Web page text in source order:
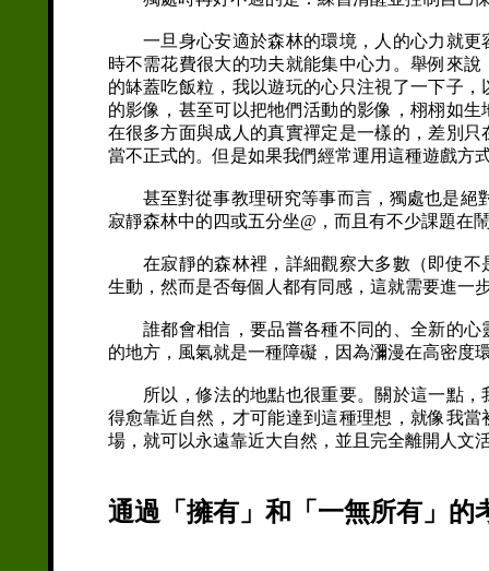
一旦身心安適於森林的環境，人的心力就更
時不需花費很大的功夫就能集中心力。舉例來
的缽蓋吃飯粒，我以遊玩的心只注視了一下子
的影像，甚至可以把牠們活動的影像，栩栩如
在很多方面與成人的真實禪定是一樣的，差別
當不正式的。但是如果我們經常運用這種遊戲方
甚至對從事教理研究等事而言，獨處也是絕
寂靜森林中的四或五分坐@，而且有不少課題在
在寂靜的森林裡，詳細觀察大多數（即使不
生動，然而是否每個人都有同感，這就需要進一
誰都會相信，要品嘗各種不同的、全新的心
的地方，風氣就是一種障礙，因為瀰漫在高密度
所以，修法的地點也很重要。關於這一點，
得愈靠近自然，才可能達到這種理想，就像我
場，就可以永遠靠近大自然，並且完全離開人文
通過「擁有」和「一無所有」的